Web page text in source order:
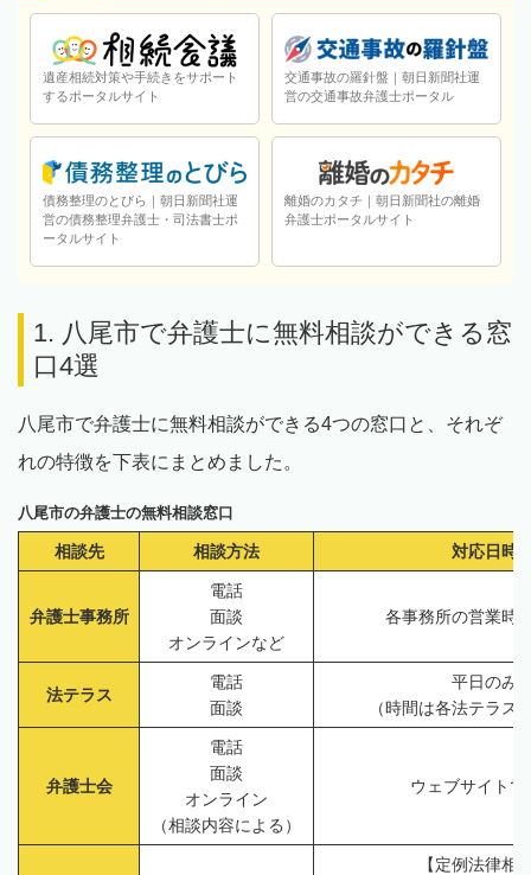
遺産相続対策や手続きをサポート
するポータルサイト
交通事故の羅針盤｜朝日新聞社運
営の交通事故弁護士ポータル
債務整理のとびら｜朝日新聞社運
営の債務整理弁護士・司法書士ポ
ータルサイト
離婚のカタチ｜朝日新聞社の離婚
弁護士ポータルサイト
1. 八尾市で弁護士に無料相談ができる窓
口4選
八尾市で弁護士に無料相談ができる4つの窓口と、それぞ
れの特徴を下表にまとめました。
八尾市の弁護士の無料相談窓口
相談先 相談方法 対応日時
弁護士事務所
電話
面談
オンラインなど
各事務所の営業時
法テラス
電話
面談
平日のみ
（時間は各法テラス
弁護士会
電話
面談
オンライン
（相談内容による）
ウェブサイトで
【定例法律相